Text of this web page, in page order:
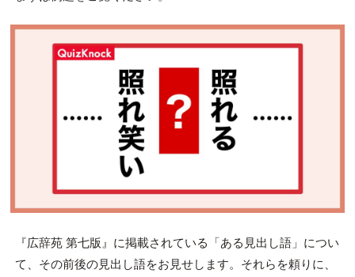
『広辞苑 第七版』に掲載されている「ある見出し語」につい
て、その前後の見出し語をお見せします。それらを頼りに、